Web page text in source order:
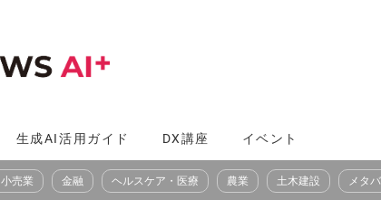
生成AI活用ガイド DX講座 イベント
小売業 金融 ヘルスケア・医療 農業 土木建設 メタ